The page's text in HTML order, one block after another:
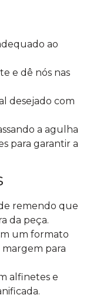
ao
e dê nós nas
desejado com
a agulha
para garantir a
remendo que
da peça.
um formato
para
alfinetes e